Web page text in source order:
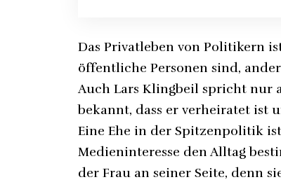
Das Privatleben von Politikern
öffentliche Personen sind,
Auch Lars Klingbeil spricht nur
bekannt, dass er verheiratet ist
Eine Ehe in der Spitzenpolitik
Medieninteresse den Alltag
der Frau an seiner Seite, denn